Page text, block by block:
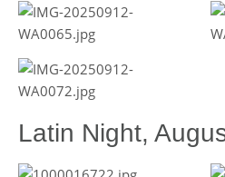
Latin Night,